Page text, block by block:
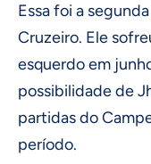
Essa foi a
Cruzeiro. Ele
esquerdo em
possibilidade de
partidas do
período.